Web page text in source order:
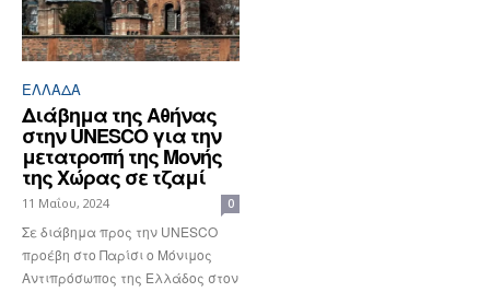
ΕΛΛΆΔΑ
Διάβημα της Αθήνας
στην UNESCO για την
μετατροπή της Μονής
της Χώρας σε τζαμί
11 Μαΐου, 2024 0
Σε διάβημα προς την UNESCO
προέβη στο Παρίσι ο Μόνιμος
Αντιπρόσωπος της Ελλάδος στον